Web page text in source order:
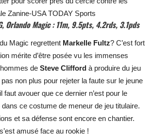
Zanine-USA TODAY Sports
Orlando Magic : 11m, 9.5pts, 4.2rds, 3.1pds
Magic regrettent Markelle Fultz? C’est fort
mérite d’être posée vu les immenses
hommes deSteve Clifford à produire du jeu
pas non plus pour rejeter la faute sur le jeune
faut avouer que ce dernier n’est pour le
dans ce costume de meneur de jeu titulaire.
et sa défense sont encore en chantier.
s’est amusé face au rookie !